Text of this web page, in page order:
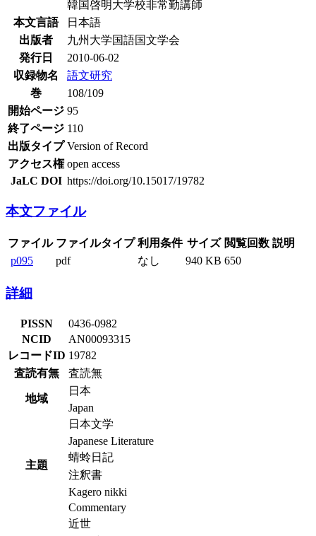
韓国啓明大学校非常勤講師
本文言語
日本語
出版者
九州大学国語国文学会
発行日
2010-06-02
収録物名
語文研究
巻
108/109
開始ページ 95
終了ページ 110
出版タイプ Version of Record
アクセス権 open access
JaLC DOI https://doi.org/10.15017/19782
本文ファイル
ファイル ファイルタイプ 利用条件 サイズ 閲覧回数 説明
p095
pdf なし 940 KB 650
詳細
PISSN
0436-0982
NCID
AN00093315
レコードID 19782
査読有無
査読無
地域
日本
Japan
主題
日本文学
Japanese Literature
蜻蛉日記
注釈書
Kagero nikki
Commentary
近世